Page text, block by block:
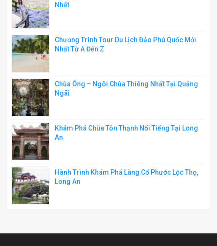
Nhất
Chương Trình Tour Du Lịch Đảo Phú Quốc Mới
Nhất Từ A Đến Z
Chùa Ông – Ngôi Chùa Thiêng Nhất Tại Quảng
Ngãi
Khám Phá Chùa Tôn Thạnh Nổi Tiếng Tại Long
An
Hành Trình Khám Phá Làng Cổ Phước Lộc Thọ,
Long An